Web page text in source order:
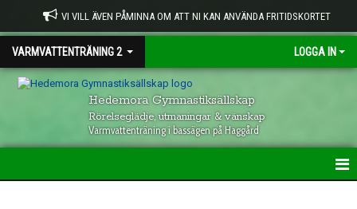
VI VILL ÄVEN PÅMINNA OM ATT NI KAN ANVÄNDA FRITIDSKORTET
VARMVATTENTRÄNING 2 LOGGA IN
Hedemora Gymnastiksällskap
Rörelseglädje, utmaningar & vänskap
Varmvattenträning i bassägen på Haggård